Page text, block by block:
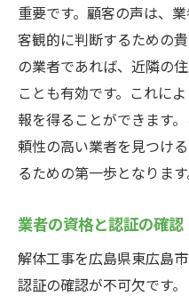
重要です。顧客の声は、
客観的に判断するための
の業者であれば、近隣の
ことも有効です。これに
報を得ることができます
頼性の高い業者を見つけ
るための第一歩となります
業者の資格と認証の確認
解体工事を広島県東広島
認証の確認が不可欠です